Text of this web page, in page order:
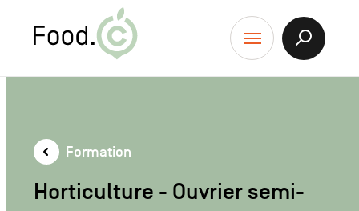
Menu
Afficher
Formation
Horticulture - Ouvrier semi-